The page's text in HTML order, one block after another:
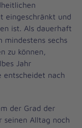
eingeschränkt und
ist. Als dauerhaft
mindestens sechs
zu können,
Jahr
entscheidet nach
der Grad der
seinen Alltag noch